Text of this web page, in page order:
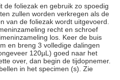
de foliezak en gebruik zo spoedig
zullen worden verkregen als de
van de foliezak wordt uitgevoerd.
recht en schroef
los. Keer de buis
en breng 3 volledige dalingen
120µL) goed naar het
over, dan begin de tijdopnemer.
in het specimen (s). Zie